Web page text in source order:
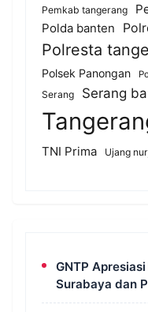
Pemkab tangerang
Polda banten
Polresta
Polsek Panongan
Serang Serang
TNI Prima
Ujang
GNTP
Surabaya dan
Informasi Jadi